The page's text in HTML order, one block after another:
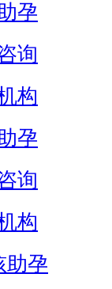
孕
询
构
孕
询
构
助孕